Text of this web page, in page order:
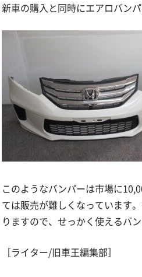
新車の購入と同時にエアロバン
このようなバンパーは市場に
ては販売が難しくなっています
りますので、せっかく使えるバ
［ライター/旧車王編集部］